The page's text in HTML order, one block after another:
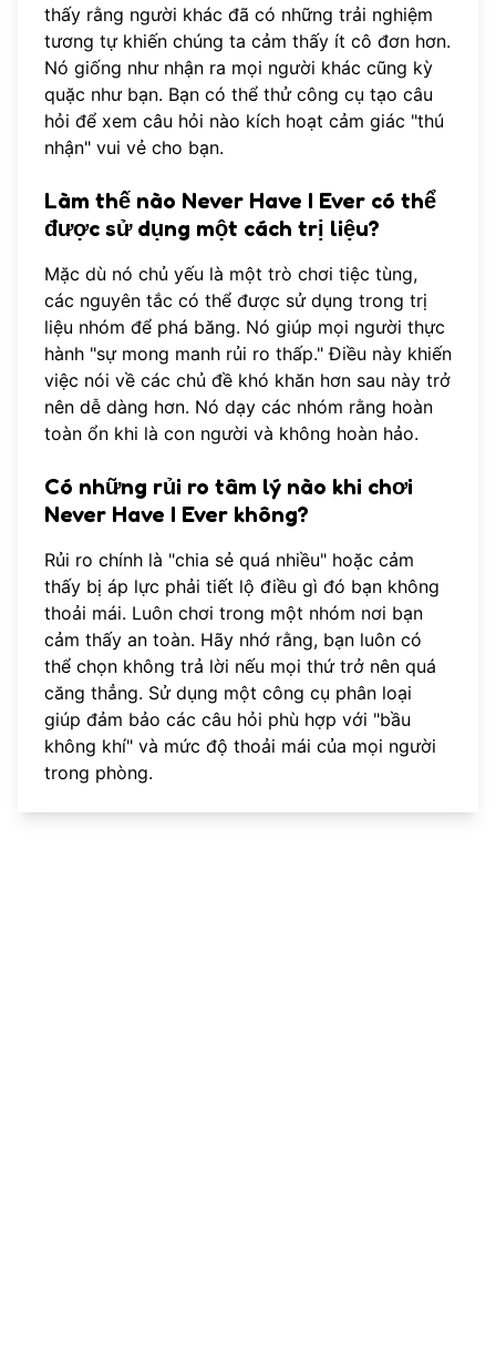
thấy rằng người khác đã có những trải nghiệm
tương tự khiến chúng ta cảm thấy ít cô đơn hơn.
Nó giống như nhận ra mọi người khác cũng kỳ
quặc như bạn. Bạn có thể thử công cụ tạo câu
hỏi để xem câu hỏi nào kích hoạt cảm giác "thú
nhận" vui vẻ cho bạn.
Làm thế nào Never Have I Ever có thể
được sử dụng một cách trị liệu?
Mặc dù nó chủ yếu là một trò chơi tiệc tùng,
các nguyên tắc có thể được sử dụng trong trị
liệu nhóm để phá băng. Nó giúp mọi người thực
hành "sự mong manh rủi ro thấp." Điều này khiến
việc nói về các chủ đề khó khăn hơn sau này trở
nên dễ dàng hơn. Nó dạy các nhóm rằng hoàn
toàn ổn khi là con người và không hoàn hảo.
Có những rủi ro tâm lý nào khi chơi
Never Have I Ever không?
Rủi ro chính là "chia sẻ quá nhiều" hoặc cảm
thấy bị áp lực phải tiết lộ điều gì đó bạn không
thoải mái. Luôn chơi trong một nhóm nơi bạn
cảm thấy an toàn. Hãy nhớ rằng, bạn luôn có
thể chọn không trả lời nếu mọi thứ trở nên quá
căng thẳng. Sử dụng một công cụ phân loại
giúp đảm bảo các câu hỏi phù hợp với "bầu
không khí" và mức độ thoải mái của mọi người
trong phòng.